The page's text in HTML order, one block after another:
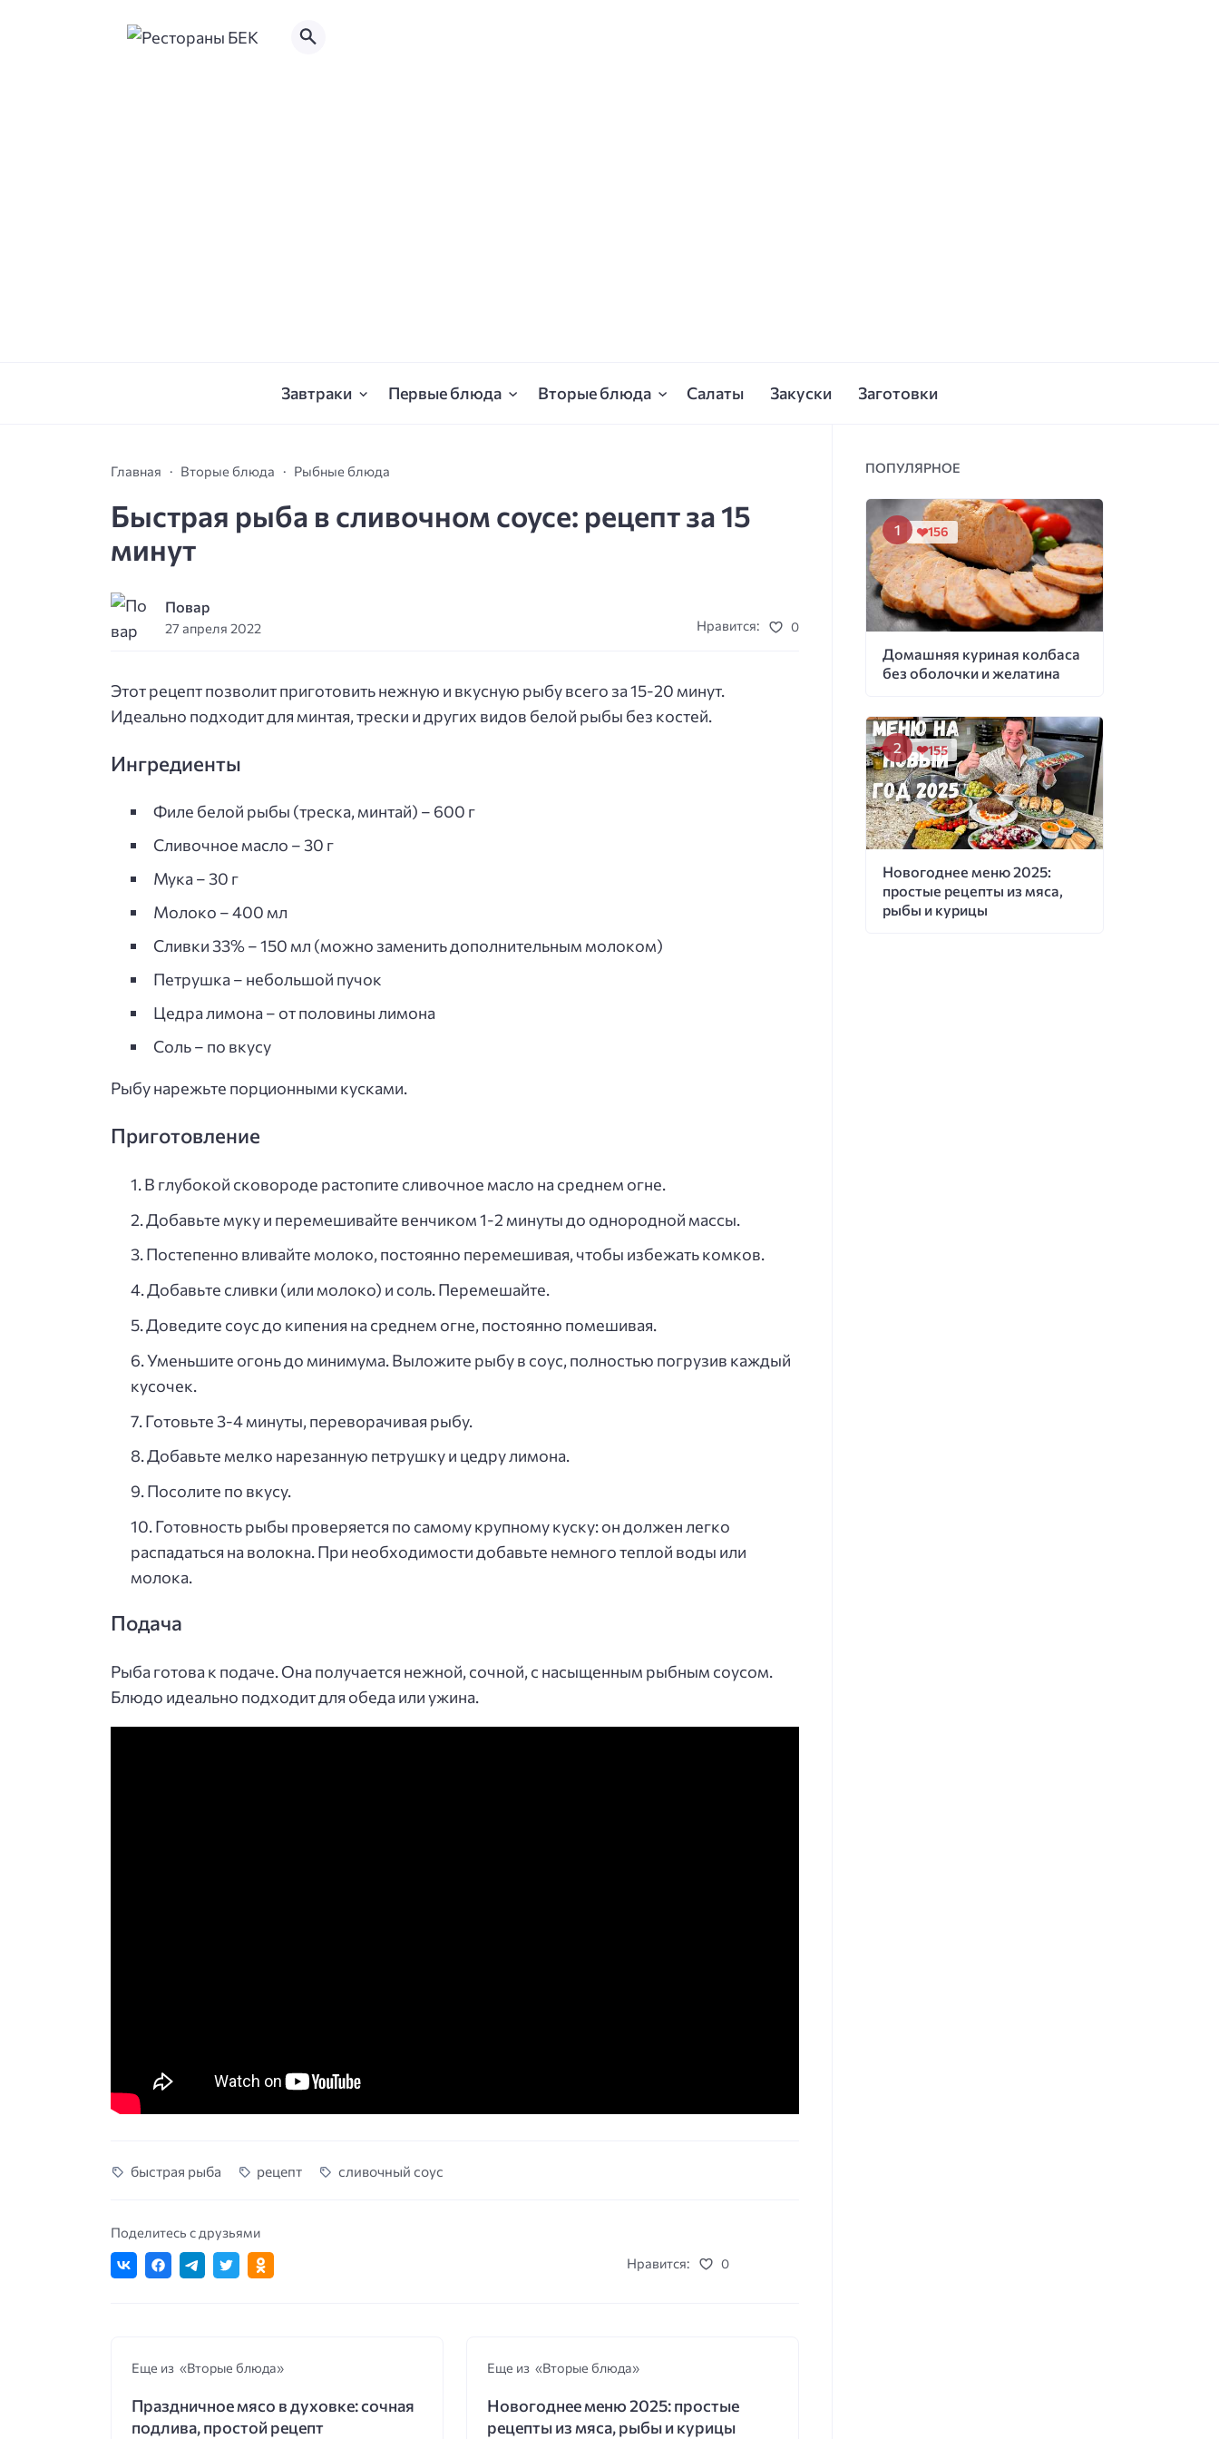
Завтраки Первые блюда Вторые блюда Салаты Закуски Заготовки
Главная Вторые блюда Рыбные блюда
Быстрая рыба в сливочном соусе: рецепт за 15
минут
Повар
27 апреля 2022 Нравится: 0
Этот рецепт позволит приготовить нежную и вкусную рыбу всего за 15-20 минут.
Идеально подходит для минтая, трески и других видов белой рыбы без костей.
Ингредиенты
Филе белой рыбы (треска, минтай) – 600 г
Сливочное масло – 30 г
Мука – 30 г
Молоко – 400 мл
Сливки 33% – 150 мл (можно заменить дополнительным молоком)
Петрушка – небольшой пучок
Цедра лимона – от половины лимона
Соль – по вкусу
Рыбу нарежьте порционными кусками.
Приготовление
В глубокой сковороде растопите сливочное масло на среднем огне.
Добавьте муку и перемешивайте венчиком 1-2 минуты до однородной массы.
Постепенно вливайте молоко, постоянно перемешивая, чтобы избежать комков.
Добавьте сливки (или молоко) и соль. Перемешайте.
Доведите соус до кипения на среднем огне, постоянно помешивая.
Уменьшите огонь до минимума. Выложите рыбу в соус, полностью погрузив каждый
кусочек.
Готовьте 3-4 минуты, переворачивая рыбу.
Добавьте мелко нарезанную петрушку и цедру лимона.
Посолите по вкусу.
Готовность рыбы проверяется по самому крупному куску: он должен легко
распадаться на волокна. При необходимости добавьте немного теплой воды или
молока.
Подача
Рыба готова к подаче. Она получается нежной, сочной, с насыщенным рыбным соусом.
Блюдо идеально подходит для обеда или ужина.
быстрая рыба рецепт сливочный соус
Поделитесь с друзьями
Нравится:
0
Еще из «Вторые блюда»
Праздничное мясо в духовке: сочная
подлива, простой рецепт
Еще из «Вторые блюда»
Новогоднее меню 2025: простые
рецепты из мяса, рыбы и курицы
ПОПУЛЯРНОЕ
Домашняя куриная колбаса
без оболочки и желатина
156
Новогоднее меню 2025:
простые рецепты из мяса,
рыбы и курицы
155